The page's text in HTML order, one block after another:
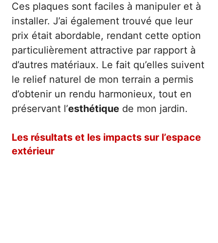
Ces plaques sont faciles à manipuler et à
installer. J’ai également trouvé que leur
prix était abordable, rendant cette option
particulièrement attractive par rapport à
d’autres matériaux. Le fait qu’elles suivent
le relief naturel de mon terrain a permis
d’obtenir un rendu harmonieux, tout en
préservant l’esthétique de mon jardin.
Les résultats et les impacts sur l’espace
extérieur